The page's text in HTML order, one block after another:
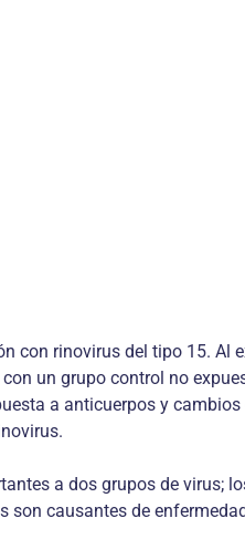
rinovirus del tipo 15. Al
un grupo control no
a anticuerpos y
a dos grupos de virus;
son causantes de